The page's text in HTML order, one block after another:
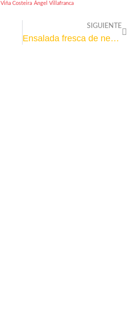
Viña Costeira Ángel Villafranca
SIGUIENTE
Ensalada fresca de nectarina y burrata